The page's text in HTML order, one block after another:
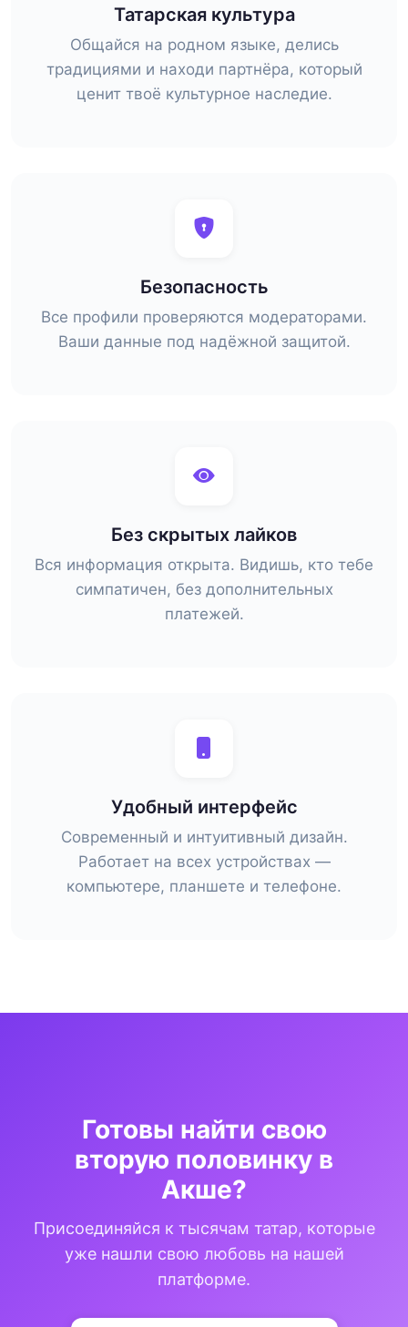
Татарская культура
Общайся на родном языке, делись
традициями и находи партнёра, который
ценит твоё культурное наследие.
Безопасность
Все профили проверяются модераторами.
Ваши данные под надёжной защитой.
Без скрытых лайков
Вся информация открыта. Видишь, кто тебе
симпатичен, без дополнительных
платежей.
Удобный интерфейс
Современный и интуитивный дизайн.
Работает на всех устройствах —
компьютере, планшете и телефоне.
Готовы найти свою
вторую половинку в
Акше?
Присоединяйся к тысячам татар, которые
уже нашли свою любовь на нашей
платформе.